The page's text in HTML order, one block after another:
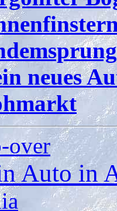
neues
over
Auto in